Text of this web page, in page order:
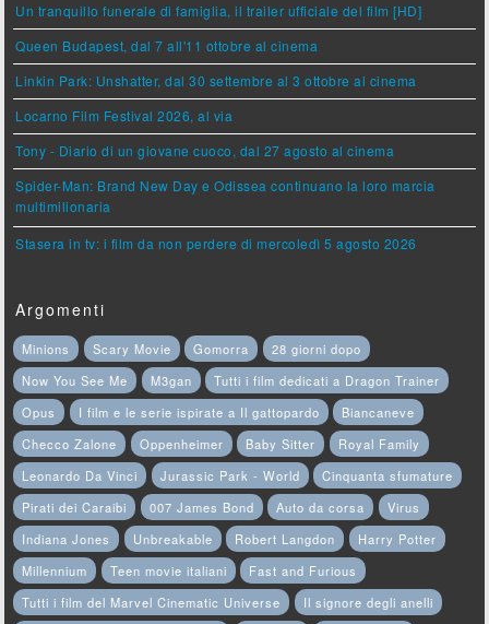
Un tranquillo funerale di famiglia, il trailer ufficiale del film [HD]
Queen Budapest, dal 7 all'11 ottobre al cinema
Linkin Park: Unshatter, dal 30 settembre al 3 ottobre al cinema
Locarno Film Festival 2026, al via
Tony - Diario di un giovane cuoco, dal 27 agosto al cinema
Spider-Man: Brand New Day e Odissea continuano la loro marcia
multimilionaria
Stasera in tv: i film da non perdere di mercoledì 5 agosto 2026
Argomenti
Minions Scary Movie Gomorra
28 giorni dopo
Now You See Me
M3gan
Tutti i film dedicati a Dragon Trainer
Opus
I film e le serie ispirate a Il gattopardo
Biancaneve
Checco Zalone
Oppenheimer Baby Sitter
Royal Family
Leonardo Da Vinci
Jurassic Park - World
Cinquanta sfumature
Pirati dei Caraibi
007 James Bond Auto da corsa
Virus
Indiana Jones
Unbreakable Robert Langdon
Harry Potter
Millennium
Teen movie italiani
Fast and Furious
Tutti i film del Marvel Cinematic Universe
Il signore degli anelli